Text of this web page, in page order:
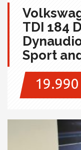
TDI 184
Sport